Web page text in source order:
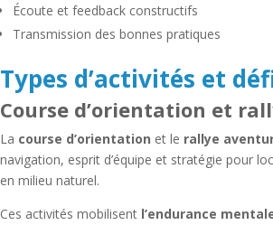
Écoute et feedback constructifs
Transmission des bonnes pratiques
Types d’activités et
Course d’orientation et
La course d’orientation et le rallye
navigation, esprit d’équipe et stratégie pour
en milieu naturel.
Ces activités mobilisent l’endurance